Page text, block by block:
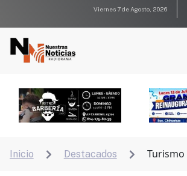
Viernes 7 de Agosto, 2026
Inicio  Destacados 
Turismo